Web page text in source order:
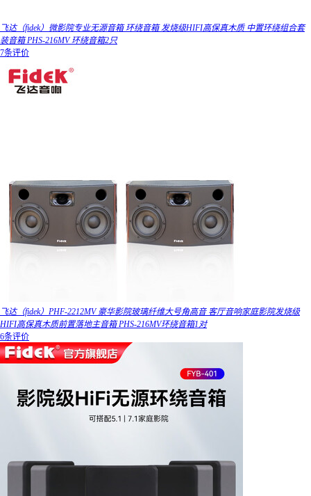
飞达（fidek）微影院专业无源音箱 环绕音箱 发烧级HIFI高保真木质 中置环绕组合套
装音箱 PHS-216MV 环绕音箱2只
7条评价
飞达（fidek）PHF-2212MV 豪华影院玻璃纤维大号角高音 客厅音响家庭影院发烧级
HIFI高保真木质前置落地主音箱 PHS-216MV环绕音箱1对
6条评价